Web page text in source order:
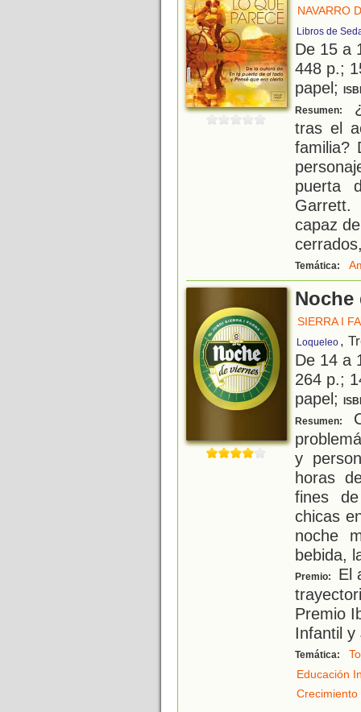
NAVARRO
Libros de
De 15 a
448 p.;
papel;
Resumen:
tras el
familia?
puerta
capaz
Temática:
SIERRA I
Loqueleo ,
De 14 a
264 p.;
papel;
Resumen:
y
horas
fines
chicas
noche
bebida,
Premio:
El
Premio
Infantil y
Temática:
Educación
Crecimiento